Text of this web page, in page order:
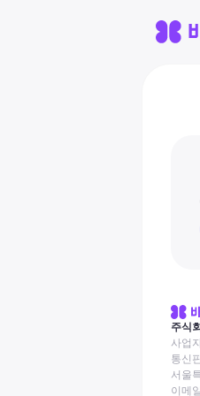
주식
사업
통신
서울
이메